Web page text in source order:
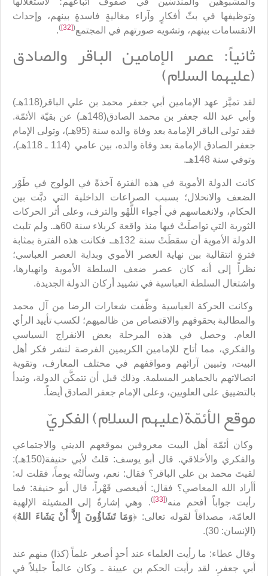
وتوظيفها في بثّ أفكارٍ وآراء مغاليةٍ فاسدةٍ بينهم، وإحداث
الانقسامات بينهم، وتشويه صورتهم في المجتمع(
[32]
)
.
ثانياً: عصر الإمامين الباقر والصادق
(عليهما السلام)
لقد تميَّز عهد الإمامين أبي جعفر محمد بن علي الباقر(118هـ)
وأبي عبد الله جعفر بن محمد الصادق(148هـ) عن بقيّة الأئمّة.
فقد تولى الباقر الإمامة بعد وفاة والده سنة (95هـ)، وتولى الإمام
جعفر الصادق الإمامة بعد وفاة والده، بين عامي (114 ـ 118هـ)،
وتوفي سنة 148هـ.
كانت الدولة الأموية في هذه الفترة آخذةً في الولوج في طَوْر
الضعف والانحلال؛ بسبب الصراعات الداخلية التي دبَّت بين
الحكام، ولانغماسهم في أجواء اللَّهْو والترف، وعلى أثر الحركات
الثورية التي تواصلَتْ فيها منذ واقعة كربلاء سنة 60هـ. ولم تلبث
الدولة الأموية أن سقطَتْ سنة 132هـ. فكانت هذه الفترة بمثابة
فترةٍ انتقالية بين نهاية العصر الأموي وبداية العصر العباسي؛
نظراً إلى أنه كان عصر ضعف السلطة الأموية وانهيارها،
واشتغال السلطة العباسية في تشييد أركان الدولة الجديدة.
وكانت الحركة العباسية وظّفت شعارات الرضا من آل محمد
والمطالبة بحقوقهم والاقتصاص من ظالميهم؛ لكسب تأييد الرأي
العام. وحصل في هذه المرحلة بعض الانفراج السياسي
والفكري، مما أتاح للإمامين الكريمين الفرصة لنشر فكر أهل
البيت، وتبيين آرائهم ومواقفهم في مختلف المعارف، وتقوية
اتصالاتهم بالجماهير المسلمة. وذلك قبل أن تتمكَّن الدولة، وتبدأ
بالتضييق على العلويين، وعلى الإمام جعفر الصادق أيضاً.
موقع الأئمّة(عليهم السلام) الفكريّ
وكان أئمّة أهل البيت معروفين بموقعهم الديني والاجتماعي
والفكري والأخلاقي. قال أبو يوسف: قلتُ لأبي حنيفة(150هـ):
لقيتَ محمد بن علي الباقر؟ فقال: نعم، وسألتُه يوماً، فقلت له:
أأراد الله المعاصي؟ فقال: أفيعصى قَهْراً، قال أبو حنيفة: فما
رأيت جواباً أفحم منه(
[33]
). وهي إشارةٌ إلى المشيئة الإلهية
العامّة، مصداقاً لقوله تعالى: ﴿وَمَا تَشَاؤُونَ إِلاَّ أَنْ يَشَاءَ اللهُ﴾
(الإنسان: 30).
وقال عطاء: ما رأيت العلماء عند أحدٍ أصغر علماً (كذا) منهم عند
أبي جعفر، لقد رأيت الحكم بن عيينة ـ وكان عالماً جليلاً في